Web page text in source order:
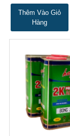
Thêm Vào Giỏ
Hàng